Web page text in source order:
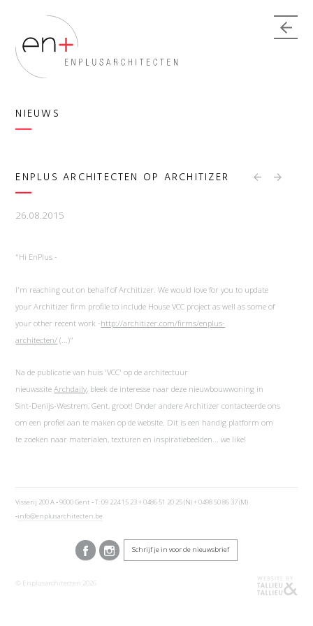
NIEUWS
ENPLUS ARCHITECTEN OP ARCHITIZER
26.08.2015
"Hi EnPlus -
I'm reaching out on behalf of Architizer. We would love for you to update
your Architizer firm profile to include House VCC project as well as some of
your other recent work -http://architizer.com/firms/enplus-
architecten/ (...)"
Na de publicatie van huis 'VCC' op de architectuur
nieuwssiteArchdaily, bleek de interesse naar deze nieuwbouwwoning in
Sint-Denijs-Westrem, Gent, groot! Onder andere Architizer contacteerde ons
om een profiel aan te maken op de website. Dit is een handig platform om
te zoeken naar materialen, texturen en inspiratiebeelden... we like!
Visserij 200 A ‐ 9000 Gent ‐ T: 09 224 15 23 + 0486 51 20 25 (N) + 0498 50 86 37 (M)
‐info@enplusarchitecten.be
Schrijf je in voor de nieuwsbrief
© Enplusarchitecten 2026